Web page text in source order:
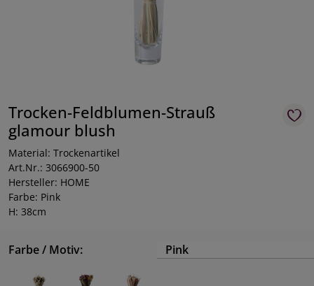
Trocken-Feldblumen-Strauß
glamour blush
Material: Trockenartikel
Art.Nr.: 3066900-50
Hersteller: HOME
Farbe: Pink
H: 38cm
Farbe / Motiv: Pink